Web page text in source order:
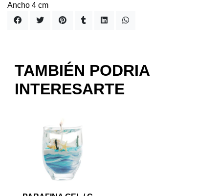
Ancho 4 cm
TAMBIÉN PODRIA
INTERESARTE